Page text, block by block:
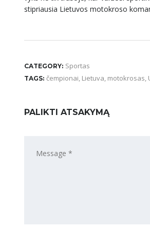
stipriausia Lietuvos motokroso
CATEGORY: Sportas
TAGS: čempionai, Lietuva, motokrosas,
PALIKTI ATSAKYMĄ